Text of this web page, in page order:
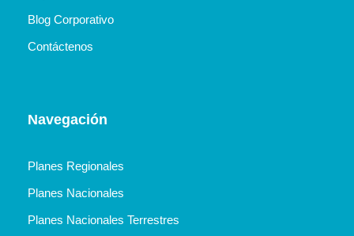
Blog Corporativo
Contáctenos
Navegación
Planes Regionales
Planes Nacionales
Planes Nacionales Terrestres